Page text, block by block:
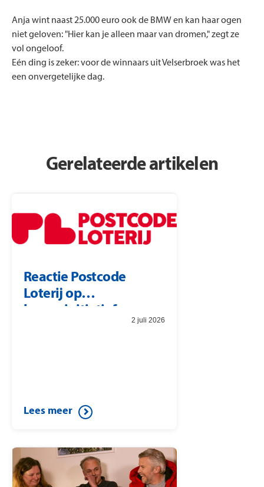
Anja wint naast 25.000 euro ook de BMW en kan haar ogen
niet geloven: "Hier kan je alleen maar van dromen," zegt ze
vol ongeloof.
Eén ding is zeker: voor de winnaars uit Velserbroek was het
een onvergetelijke dag.
Gerelateerde artikelen
Reactie Postcode
Loterij op
burgerinitiatief
2 juli 2026
Lees meer